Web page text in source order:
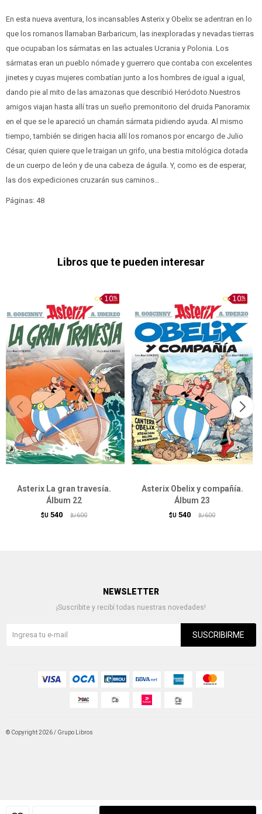
En esta nueva aventura, los incansables Asterix y Obelix se adentran en lo
que los romanos llamaban Barbaricum, las inexploradas y nevadas tierras
que ocupaban los sármatas en las actuales Ucrania y Polonia. Los
sármatas eran un pueblo nómade y guerrero que contaba con excelentes
jinetes y cuyas mujeres combatían junto a los hombres de igual a igual,
dando pie al mito de las amazonas que describió Heródoto.Nuestros
amigos viajan hasta allí tras un sueño premonitorio del druida Panoramix
en el que se le apareció un chamán sármata pidiendo ayuda. Al mismo
tiempo, también se dirigen hacia allí los romanos por encargo de Julio
César, quien quiere que le traigan un grifo, una bestia mitológica dotada
de un cuerpo de león y de una cabeza de águila. Y, como es de esperar,
las dos expediciones cruzarán sus caminos…
Páginas: 48
Libros que te pueden interesar
Asterix La gran travesía.
Álbum 22
$U 540 $U 600
Asterix Obelix y compañía.
Álbum 23
$U 540 $U 600
NEWSLETTER
¡Suscribite y recibí todas nuestras novedades!
SUSCRIBIRME
© Copyright 2026 / Grupo Libros